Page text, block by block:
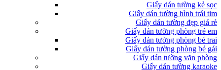
Giấy dán tường kẻ sọc
Giấy dán tường hình trái tim
Giấy dán tường đẹp giá rẻ
Giấy dán tường phòng trẻ em
Giấy dán tường phòng bé trai
Giấy dán tường phòng bé gái
Giấy dán tường văn phòng
Giấy dán tường karaoke